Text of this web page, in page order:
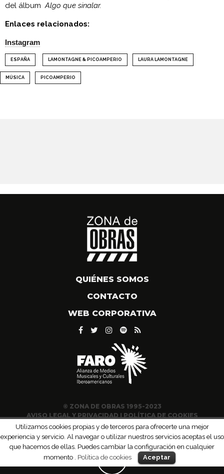
del álbumAlgo que sinalar.
Enlaces relacionados:
Instagram
ESPAÑA LAMONTAGNE & PICOAMPERIO LAURA LAMONTAGNE
MÚSICA PICOAMPERIO
QUIÉNES SOMOS
CONTACTO
WEB CORPORATIVA
© ZONA DE OBRAS 1995-2023
AVISO LEGAL Y PRIVACIDAD|POLÍTICA DE COOKIES
Utilizamos cookies propias y de terceros para ofrecerte una mejor
experiencia y servicio. Al navegar o utilizar nuestros servicios aceptas el uso
que hacemos de ellas. Puedes cambiar la configuración en cualquier
momento . Política de cookies Aceptar